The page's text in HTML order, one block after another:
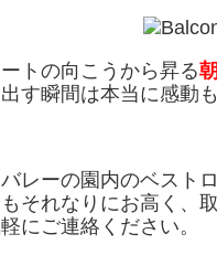
トの向こうから昇る
す瞬間は本当に感動
レーの園内のベスト
それなりにお高く、
にご連絡ください。